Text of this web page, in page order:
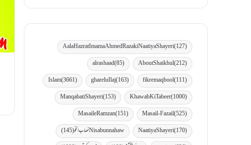
Aala Hazrat Imama Ahmed Raza ki Naatiya Shayeri(127)
AboutShaikhul(212)
al rashaad(85)
fikremaqbool(111)
gharelu Ilaj(163)
Islam(3661)
Khawab Ki Tabeer(1000)
Manqabati Shayeri(153)
Masail-Fazail(525)
MasaileRamzan(151)
Naatiya Shayeri(170) Nisabunnahaw نصاب النحو
(145)